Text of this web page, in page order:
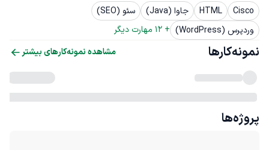
Cisco
HTML جاوا (Java)
سئو (SEO)
وردپرس (WordPress)
+
12 مهارت دیگر
نمونه‌کارها مشاهده نمونه‌کارهای بیشتر
پروژه‌ها